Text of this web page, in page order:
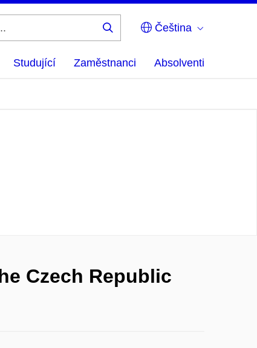
Čeština
Studující Zaměstnanci Absolventi
Czech Republic